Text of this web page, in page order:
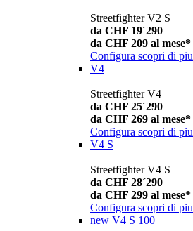
Streetfighter V2 S
da CHF 19´290
da CHF 209 al mese*
Configura scopri di piu
V4
Streetfighter V4
da CHF 25´290
da CHF 269 al mese*
Configura scopri di piu
V4 S
Streetfighter V4 S
da CHF 28´290
da CHF 299 al mese*
Configura scopri di piu
new V4 S 100